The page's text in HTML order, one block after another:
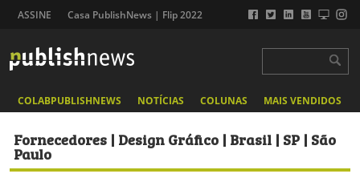
ASSINE Casa PublishNews | Flip 2022
COLABPUBLISHNEWS NOTÍCIAS COLUNAS MAIS VENDIDOS
Fornecedores | Design Gráfico | Brasil | SP | São
Paulo